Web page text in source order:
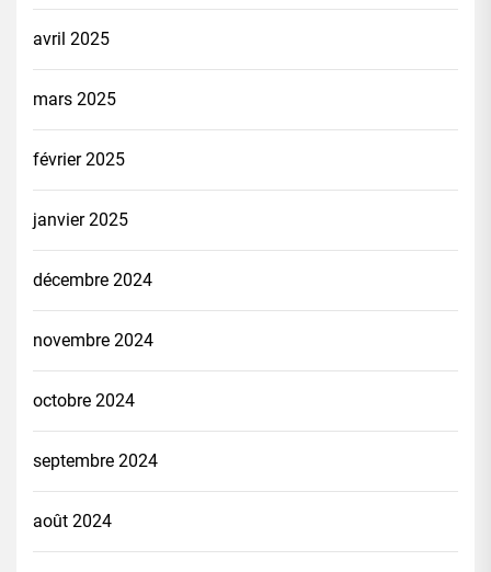
avril 2025
mars 2025
février 2025
janvier 2025
décembre 2024
novembre 2024
octobre 2024
septembre 2024
août 2024